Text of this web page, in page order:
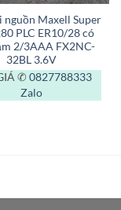
nguồn Maxell Super
PLC ER10/28 có
2/3AAA FX2NC-
32BL 3.6V
✆ 0827788333
Zalo